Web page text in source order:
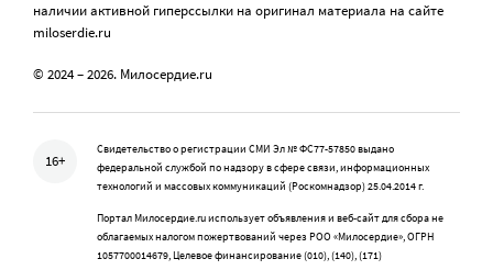
наличии активной гиперссылки на оригинал материала на сайте
miloserdie.ru
© 2024 – 2026. Милосердие.ru
16+
Свидетельство о регистрации СМИ Эл № ФС77-57850 выдано
федеральной службой по надзору в сфере связи, информационных
технологий и массовых коммуникаций (Роскомнадзор) 25.04.2014 г.
Портал Милосердие.ru использует объявления и веб-сайт для сбора не
облагаемых налогом пожертвований через РОО «Милосердие», ОГРН
1057700014679, Целевое финансирование (010), (140), (171)